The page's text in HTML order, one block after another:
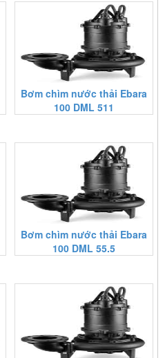
Bơm chìm nước thải Ebara
100 DML 511
Bơm chìm nước thải Ebara
100 DML 55.5